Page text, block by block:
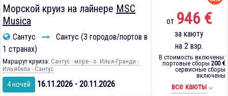
Морской круиз на лайнере MSC
Musica
Сантус
Сантус (3 городов/портов в
1 странах)
Маршрут круиза: Сантус - море - о. Илья-Гранди -
Ильябела - Сантус
4 ночей 16.11.2026 - 20.11.2026
от 946 €
за каюту
на 2 взр.
В стоимость включены:
портовые сборы 200 €
сервисные сборы
включены
все каюты